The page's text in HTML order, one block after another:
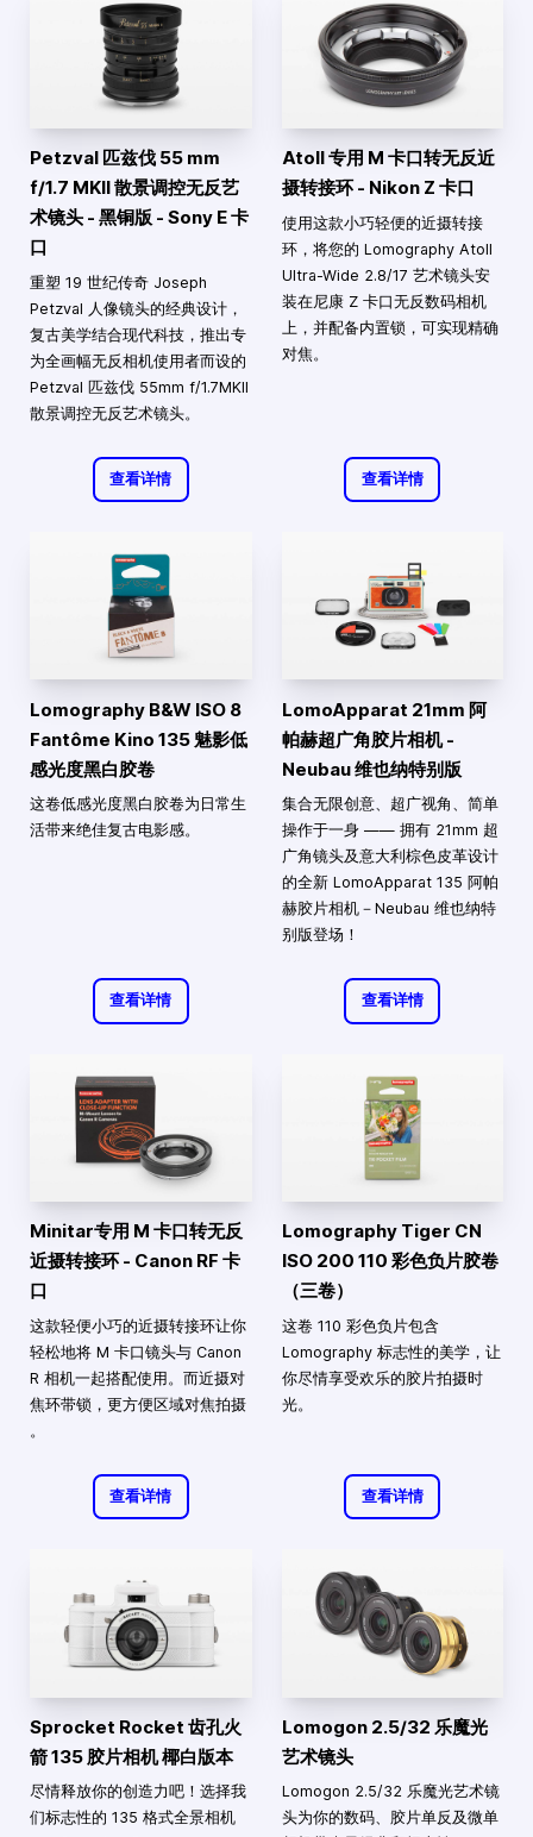
Petzval 匹兹伐 55 mm
f/1.7 MKII 散景调控无反艺
术镜头 - 黑铜版 - Sony E 卡
口
重塑 19 世纪传奇 Joseph
Petzval 人像镜头的经典设计，
复古美学结合现代科技，推出专
为全画幅无反相机使用者而设的
Petzval 匹兹伐 55mm f/1.7MKII
散景调控无反艺术镜头。
查看详情
Atoll 专用 M 卡口转无反近
摄转接环 - Nikon Z 卡口
使用这款小巧轻便的近摄转接
环，将您的 Lomography Atoll
Ultra-Wide 2.8/17 艺术镜头安
装在尼康 Z 卡口无反数码相机
上，并配备内置锁，可实现精确
对焦。
查看详情
Lomography B&W ISO 8
Fantôme Kino 135 魅影低
感光度黑白胶卷
这卷低感光度黑白胶卷为日常生
活带来绝佳复古电影感。
查看详情
LomoApparat 21mm 阿
帕赫超广角胶片相机 -
Neubau 维也纳特别版
集合无限创意、超广视角、简单
操作于一身 —— 拥有 21mm 超
广角镜头及意大利棕色皮革设计
的全新 LomoApparat 135 阿帕
赫胶片相机－Neubau 维也纳特
别版登场！
查看详情
Minitar专用 M 卡口转无反
近摄转接环 - Canon RF 卡
口
这款轻便小巧的近摄转接环让你
轻松地将 M 卡口镜头与 Canon
R 相机一起搭配使用。而近摄对
焦环带锁，更方便区域对焦拍摄​
。
查看详情
Lomography Tiger CN
ISO 200 110 彩色负片胶卷
（三卷）
这卷 110 彩色负片包含
Lomography 标志性的美学，让
你尽情享受欢乐的胶片拍摄时
光。
查看详情
Sprocket Rocket 齿孔火
箭 135 胶片相机 椰白版本
尽情释放你的创造力吧！选择我
们标志性的 135 格式全景相机
Lomogon 2.5/32 乐魔光
艺术镜头
Lomogon 2.5/32 乐魔光艺术镜
头为你的数码、胶片单反及微单